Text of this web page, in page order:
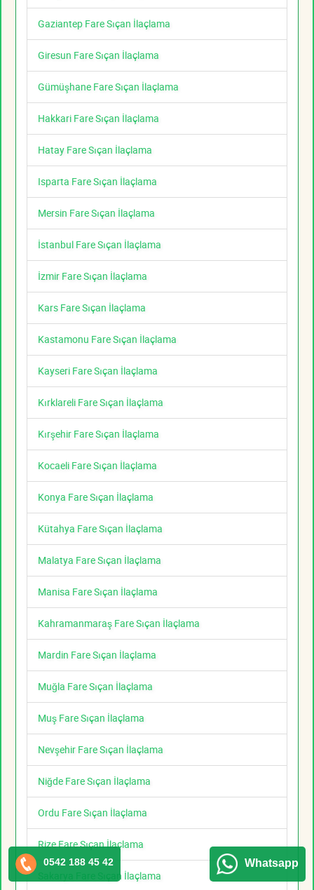
Gaziantep Fare Sıçan İlaçlama
Giresun Fare Sıçan İlaçlama
Gümüşhane Fare Sıçan İlaçlama
Hakkari Fare Sıçan İlaçlama
Hatay Fare Sıçan İlaçlama
Isparta Fare Sıçan İlaçlama
Mersin Fare Sıçan İlaçlama
İstanbul Fare Sıçan İlaçlama
İzmir Fare Sıçan İlaçlama
Kars Fare Sıçan İlaçlama
Kastamonu Fare Sıçan İlaçlama
Kayseri Fare Sıçan İlaçlama
Kırklareli Fare Sıçan İlaçlama
Kırşehir Fare Sıçan İlaçlama
Kocaeli Fare Sıçan İlaçlama
Konya Fare Sıçan İlaçlama
Kütahya Fare Sıçan İlaçlama
Malatya Fare Sıçan İlaçlama
Manisa Fare Sıçan İlaçlama
Kahramanmaraş Fare Sıçan İlaçlama
Mardin Fare Sıçan İlaçlama
Muğla Fare Sıçan İlaçlama
Muş Fare Sıçan İlaçlama
Nevşehir Fare Sıçan İlaçlama
Niğde Fare Sıçan İlaçlama
Ordu Fare Sıçan İlaçlama
Rize Fare Sıçan İlaçlama
Sakarya Fare Sıçan İlaçlama
0542 188 45 42 Whatsapp